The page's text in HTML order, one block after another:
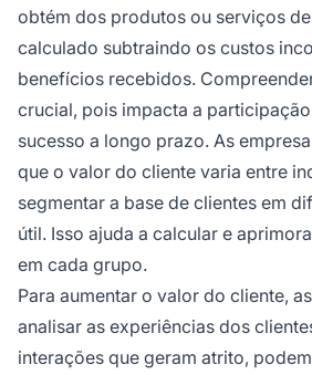
obtém dos produtos ou serviços
calculado subtraindo os custos
benefícios recebidos.
crucial, pois impacta a
sucesso a longo prazo. As
que o valor do cliente varia entre
segmentar a base de clientes em
útil. Isso ajuda a calcular e
em cada grupo.
Para aumentar o valor do cliente,
analisar as experiências dos
interações que geram atrito,